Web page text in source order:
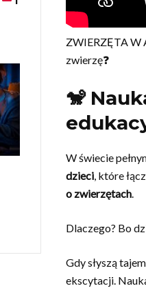
ZWIERZĘTA W
zwierzę❓
🐒
W świecie
dzieci, które
o zwierzętach.
Dlaczego? Bo
Gdy słyszą
ekscytacji.